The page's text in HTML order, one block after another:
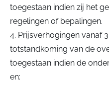
toegestaan indien zij het
regelingen of bepalingen.
4. Prijsverhogingen vanaf
totstandkoming van de
toegestaan indien de
en: